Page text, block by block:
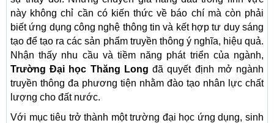
này không chỉ cần có kiến thức về báo chí mà còn phải
biết ứng dụng công nghệ thông tin và kết hợp tư duy sáng
tạo để tạo ra các sản phẩm truyền thông ý nghĩa, hiệu quả.
Nhận thấy nhu cầu và tiềm năng phát triển của ngành,
Trường Đại học Thăng Long đã quyết định mở ngành
truyền thông đa phương tiện nhằm đào tạo nhân lực chất
lượng cho đất nước.
Với mục tiêu trở thành một trường đại học ứng dụng, sinh